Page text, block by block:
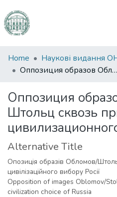
Communities
&
All of DSpace
Statistics
Home
Оппозиция образов Обломов/Штольц сквозь призму цивилизационного выбора России
Оппозиция
Штольц сквозь
Alternative Title
Опозиція образів Обломов/
цивілізаційного вибору Росії
Opposition of images Oblomov/
civilization choice of Russia